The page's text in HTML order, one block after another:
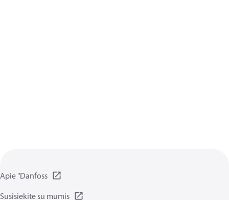
Apie "Danfoss
Susisiekite su mumis